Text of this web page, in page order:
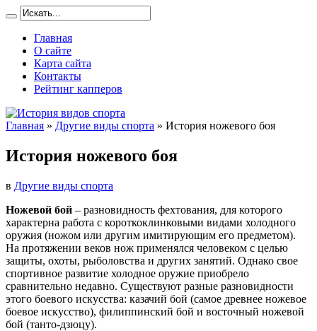
Главная
О сайте
Карта сайта
Контакты
Рейтинг капперов
Главная » Другие виды спорта » История ножевого боя
История ножевого боя
в Другие виды спорта
Ножевой бой – разновидность фехтования, для которого
характерна работа с короткоклинковыми видами холодного
оружия (ножом или другим имитирующим его предметом).
На протяжении веков нож применялся человеком с целью
защиты, охоты, рыболовства и других занятий. Однако свое
спортивное развитие холодное оружие приобрело
сравнительно недавно. Существуют разные разновидности
этого боевого искусства: казачий бой (самое древнее ножевое
боевое искусство), филиппинский бой и восточный ножевой
бой (танто-дзюцу).